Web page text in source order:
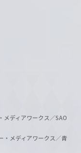
ディアワークス／SAO
メディアワークス／青